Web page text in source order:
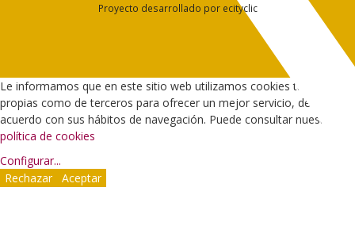
Proyecto desarrollado por ecityclic
Le informamos que en este sitio web utilizamos cookies tanto
propias como de terceros para ofrecer un mejor servicio, de
acuerdo con sus hábitos de navegación. Puede consultar nuestra
política de cookies
Configurar...
Rechazar
Aceptar